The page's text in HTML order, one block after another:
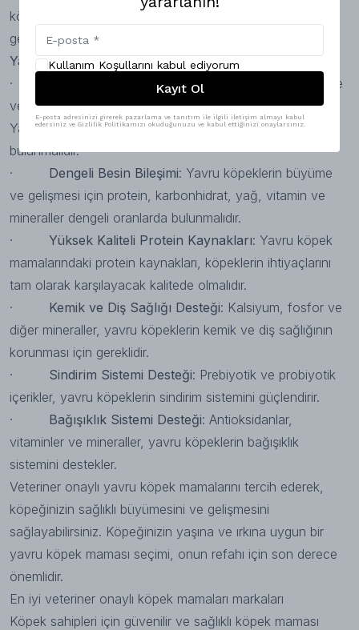
köpek mamalarının
gerekir.
Yavru köpekleriçin önerilen özellikler şunlardır:
·
Yüksek Enerji İçeriği: Yavru köpekler, hızlı büyüme
ve gelişme nedeniyle daha fazla enerjiye ihtiyaç duyar.
Yavru köpek mamalarında, yüksek enerji değerleri
bulunmalıdır.
· Dengeli Besin Bileşimi: Yavru köpeklerin büyüme
ve gelişmesi için protein, karbonhidrat, yağ, vitamin ve
mineraller dengeli oranlarda bulunmalıdır.
· Yüksek Kaliteli Protein Kaynakları: Yavru köpek
mamalarındaki protein kaynakları, köpeklerin ihtiyaçlarını
tam olarak karşılayacak kalitede olmalıdır.
· Kemik ve Diş Sağlığı Desteği: Kalsiyum, fosfor ve
diğer mineraller, yavru köpeklerin kemik ve diş sağlığının
korunması için gereklidir.
· Sindirim Sistemi Desteği: Prebiyotik ve probiyotik
içerikler, yavru köpeklerin sindirim sistemini güçlendirir.
· Bağışıklık Sistemi Desteği: Antioksidanlar,
vitaminler ve mineraller, yavru köpeklerin bağışıklık
sistemini destekler.
Veteriner onaylı yavru köpek mamalarını tercih ederek,
köpeğinizin sağlıklı büyümesini ve gelişmesini
sağlayabilirsiniz. Köpeğinizin yaşına ve ırkına uygun bir
yavru köpek maması seçimi, onun refahı için son derece
önemlidir.
En iyi veteriner onaylı köpek mamaları markaları
Köpek sahipleri için güvenilir ve sağlıklı köpek maması
Kullanım Koşullarını kabul ediyorum
Kayıt Ol
E-posta adresinizi girerek pazarlama ve tanıtım ile ilgili iletişim almayı kabul
edersiniz ve Gizlilik Politikamızı okuduğunuzu ve kabul ettiğinizi onaylarsınız.